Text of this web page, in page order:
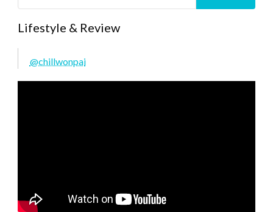
Lifestyle & Review
@chillwonpai